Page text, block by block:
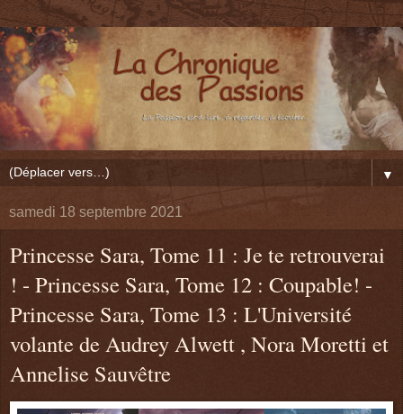
▼
samedi 18 septembre 2021
Princesse Sara, Tome 11 : Je te retrouverai
! - Princesse Sara, Tome 12 : Coupable! -
Princesse Sara, Tome 13 : L'Université
volante de Audrey Alwett , Nora Moretti et
Annelise Sauvêtre